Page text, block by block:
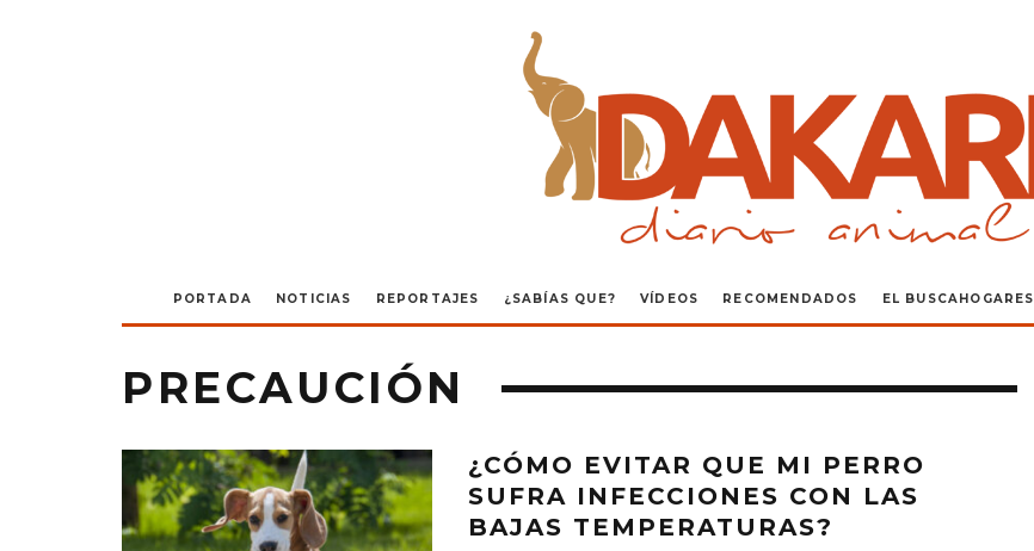
PORTADA NOTICIAS REPORTAJES ¿SABÍAS QUE? VÍDEOS RECOMENDADOS EL BUSCAHOGARES
PRECAUCIÓN
¿CÓMO EVITAR QUE MI PERRO
SUFRA INFECCIONES CON LAS
BAJAS TEMPERATURAS?